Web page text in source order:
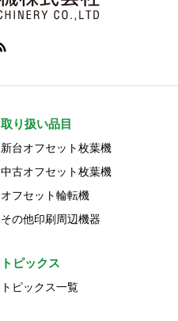
取り扱い品目
新台オフセット枚葉機
中古オフセット枚葉機
オフセット輪転機
その他印刷周辺機器
トピックス
トピックス一覧